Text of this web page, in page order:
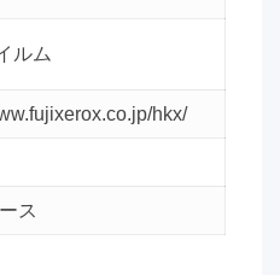
ルム
hkx/
ス